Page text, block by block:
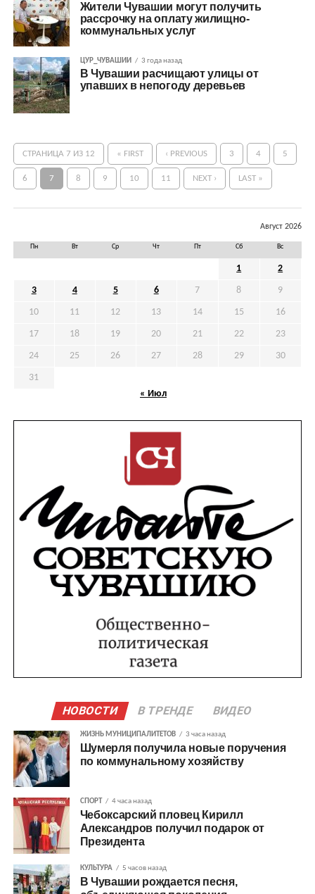
Жители Чувашии могут получить
рассрочку на оплату жилищно-
коммунальных услуг
ЦУР_ЧУВАШИИ 3 года назад
В Чувашии расчищают улицы от
упавших в непогоду деревьев
СТРАНИЦА 7 ИЗ 12 « FIRST ‹ PREVIOUS 3 4 5
6 7 8 9 10 11 NEXT › LAST »
Август 2026
Пн Вт Ср Чт Пт Сб Вс
1 2
3 4 5 6 7 8 9
10 11 12 13 14 15 16
17 18 19 20 21 22 23
24 25 26 27 28 29 30
31
« Июл
НОВОСТИ В ТРЕНДЕ ВИДЕО
ЖИЗНЬ МУНИЦИПАЛИТЕТОВ 3 часа назад
Шумерля получила новые поручения
по коммунальному хозяйству
СПОРТ 4 часа назад
Чебоксарский пловец Кирилл
Александров получил подарок от
Президента
КУЛЬТУРА 5 часов назад
В Чувашии рождается песня,